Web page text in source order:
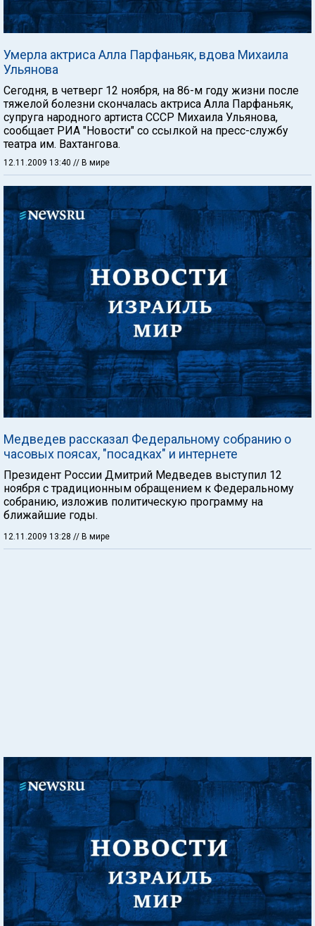
Умерла актриса Алла Парфаньяк, вдова Михаила
Ульянова
Сегодня, в четверг 12 ноября, на 86-м году жизни после
тяжелой болезни скончалась актриса Алла Парфаньяк,
супруга народного артиста СССР Михаила Ульянова,
сообщает РИА "Новости" со ссылкой на пресс-службу
театра им. Вахтангова.
12.11.2009 13:40 // В мире
Медведев рассказал Федеральному собранию о
часовых поясах, "посадках" и интернете
Президент России Дмитрий Медведев выступил 12
ноября с традиционным обращением к Федеральному
собранию, изложив политическую программу на
ближайшие годы.
12.11.2009 13:28 // В мире